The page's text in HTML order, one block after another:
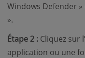
Windows Defender
».
Étape 2 : Cliquez sur
application ou une